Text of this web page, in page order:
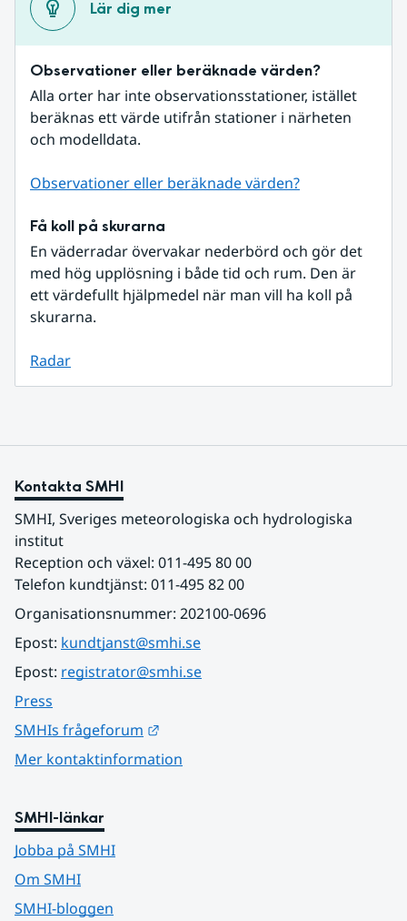
Lär dig mer
Observationer eller beräknade värden?
Alla orter har inte observationsstationer, istället
beräknas ett värde utifrån stationer i närheten
och modelldata.
Observationer eller beräknade värden?
Få koll på skurarna
En väderradar övervakar nederbörd och gör det
med hög upplösning i både tid och rum. Den är
ett värdefullt hjälpmedel när man vill ha koll på
skurarna.
Radar
Kontakta SMHI
SMHI, Sveriges meteorologiska och hydrologiska
institut
Reception och växel: 011-495 80 00
Telefon kundtjänst: 011-495 82 00
Organisationsnummer: 202100-0696
Epost: kundtjanst@smhi.se
Epost: registrator@smhi.se
Press
SMHIs frågeforum
Mer kontaktinformation
SMHI-länkar
Jobba på SMHI
Om SMHI
SMHI-bloggen